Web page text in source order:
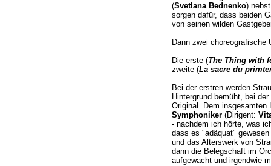
(Svetlana Bednenko)
sorgen dafür, dass beiden
von seinen wilden
Dann zwei choreografische
Die erste (The Thing with
zweite (La sacre du
Bei der erstren werden
Hintergrund bemüht, bei
Original. Dem insgesamten
Symphoniker(Dirigent:
- nachdem ich hörte, was
dass es "adäquat"
und das Alterswerk von
dann die Belegschaft im
aufgewacht und irgendwie